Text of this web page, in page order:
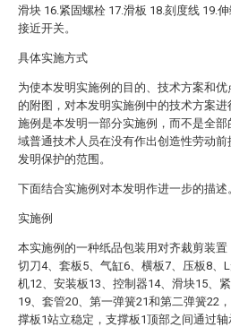
滑块 16.紧固螺栓 17.滑板 18.刻度线 19.
接近开关。
具体实施方式
为使本发明实施例的目的、技术方案和
的附图，对本发明实施例中的技术方案
施例是本发明一部分实施例，而不是全
域普通技术人员在没有作出创造性劳动
发明保护的范围。
下面结合实施例对本发明作进一步的描述
实施例
本实施例的一种纸品包装用对齐裁剪装
切刀4、套板5、气缸6、横板7、压板8、
机12、安装板13、控制器14、滑块15、
19、套管20、第一弹簧21和第二弹簧22
撑板1站立稳定，支撑板1顶部之间通过